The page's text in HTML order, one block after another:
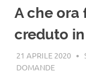
A che ora
creduto
21 APRILE 2020
DOMANDE